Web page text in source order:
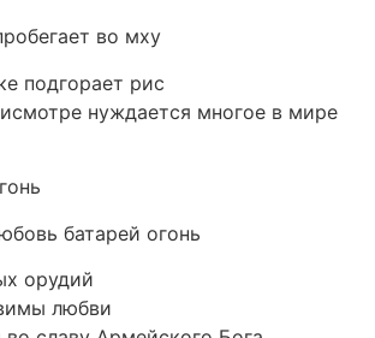
во мху
подгорает рис
нуждается многое в мире
батарей огонь
орудий
любви